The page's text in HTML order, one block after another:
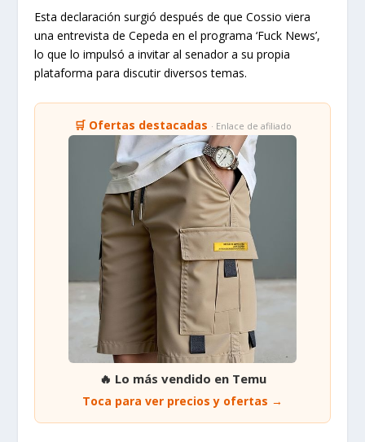
Esta declaración surgió después de que Cossio viera
una entrevista de Cepeda en el programa ‘Fuck News’,
lo que lo impulsó a invitar al senador a su propia
plataforma para discutir diversos temas.
🛒 Ofertas destacadas · Enlace de afiliado
🔥 Lo más vendido en Temu
Toca para ver precios y ofertas →